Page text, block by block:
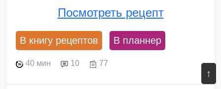
↑
Посмотреть рецепт
В книгу рецептов В планнер
40 мин 10 77